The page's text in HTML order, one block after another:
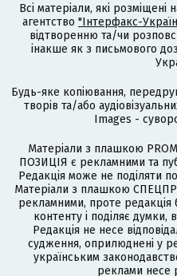
Всі матеріали, які розміщені
агентство "Інтерфакс-
відтворенню та/чи
інакше як з письмового
Будь-яке копіювання,
творів та/або
Images -
Матеріали з плашкою
ПОЗИЦІЯ є рекламними та
Редакція може не поділяти
Матеріали з плашкою
рекламними, проте редакція
контенту і поділяє думки,
Редакція не несе
судження, оприлюднені у
українським
реклами несе